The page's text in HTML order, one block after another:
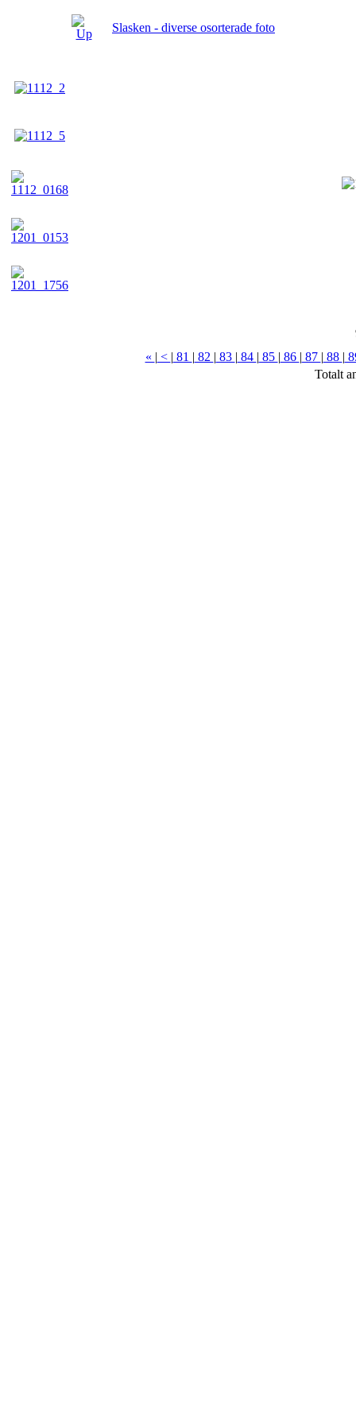
Slasken - diverse osorterade foto
« | < | 81 | 82 | 83 | 84 | 85 | 86 | 87 | 88 |
Totalt